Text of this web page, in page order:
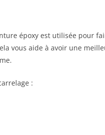
époxy est utilisée pour
vous aide à avoir une
: